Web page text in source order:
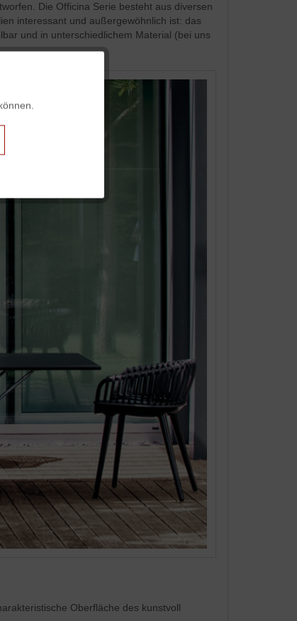
Die Officina Serie besteht aus diversen
interessant und außergewöhnlich ist: das
und in unterschiedlichem Material (bei uns
Oberfläche des kunstvoll